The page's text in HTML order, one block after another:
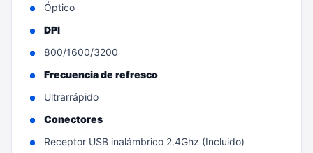
Óptico
DPI
800/1600/3200
Frecuencia de refresco
Ultrarrápido
Conectores
Receptor USB inalámbrico 2.4Ghz (Incluido)